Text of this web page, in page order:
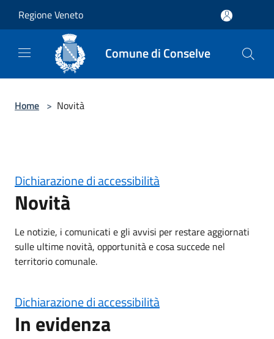
Regione Veneto
Comune di Conselve
Home > Novità
Dichiarazione di accessibilità
Novità
Le notizie, i comunicati e gli avvisi per restare aggiornati
sulle ultime novità, opportunità e cosa succede nel
territorio comunale.
Dichiarazione di accessibilità
In evidenza